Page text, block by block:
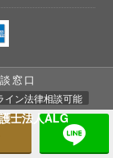
士法人ALG
窓口
イン法律相談可能